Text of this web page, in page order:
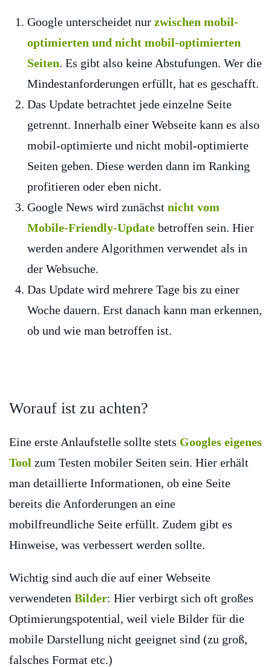
Google unterscheidet nur zwischen mobil-
optimierten und nicht mobil-optimierten
Seiten. Es gibt also keine Abstufungen. Wer die
Mindestanforderungen erfüllt, hat es geschafft.
Das Update betrachtet jede einzelne Seite
getrennt. Innerhalb einer Webseite kann es also
mobil-optimierte und nicht mobil-optimierte
Seiten geben. Diese werden dann im Ranking
profitieren oder eben nicht.
Google News wird zunächst nicht vom
Mobile-Friendly-Update betroffen sein. Hier
werden andere Algorithmen verwendet als in
der Websuche.
Das Update wird mehrere Tage bis zu einer
Woche dauern. Erst danach kann man erkennen,
ob und wie man betroffen ist.
Worauf ist zu achten?
Eine erste Anlaufstelle sollte stets Googles eigenes
Tool zum Testen mobiler Seiten sein. Hier erhält
man detaillierte Informationen, ob eine Seite
bereits die Anforderungen an eine
mobilfreundliche Seite erfüllt. Zudem gibt es
Hinweise, was verbessert werden sollte.
Wichtig sind auch die auf einer Webseite
verwendeten Bilder: Hier verbirgt sich oft großes
Optimierungspotential, weil viele Bilder für die
mobile Darstellung nicht geeignet sind (zu groß,
falsches Format etc.)